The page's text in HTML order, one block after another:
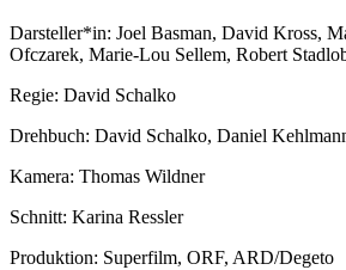
Darsteller*in: Joel Basman, David Kross,
Ofczarek, Marie-Lou Sellem, Robert
Regie: David Schalko
Drehbuch: David Schalko, Daniel
Kamera: Thomas Wildner
Schnitt: Karina Ressler
Produktion: Superfilm, ORF, ARD/Degeto